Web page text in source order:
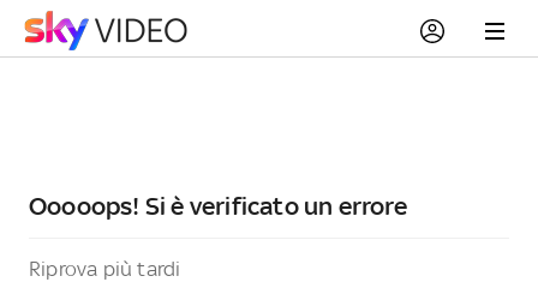
Ooooops! Si è verificato un errore
Riprova più tardi